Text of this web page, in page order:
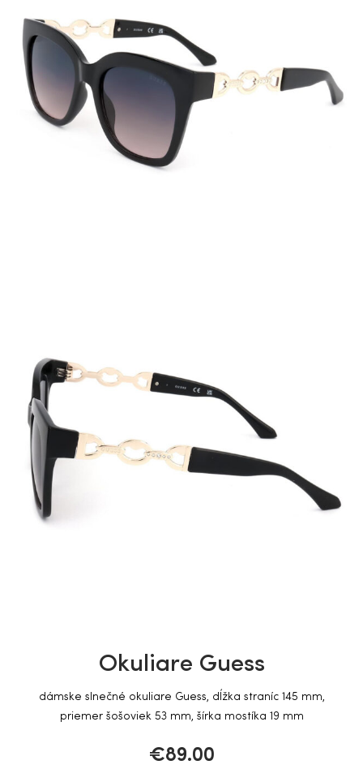
Okuliare Guess
dámske slnečné okuliare Guess, dĺžka straníc 145 mm,
priemer šošoviek 53 mm, šírka mostíka 19 mm
€89.00